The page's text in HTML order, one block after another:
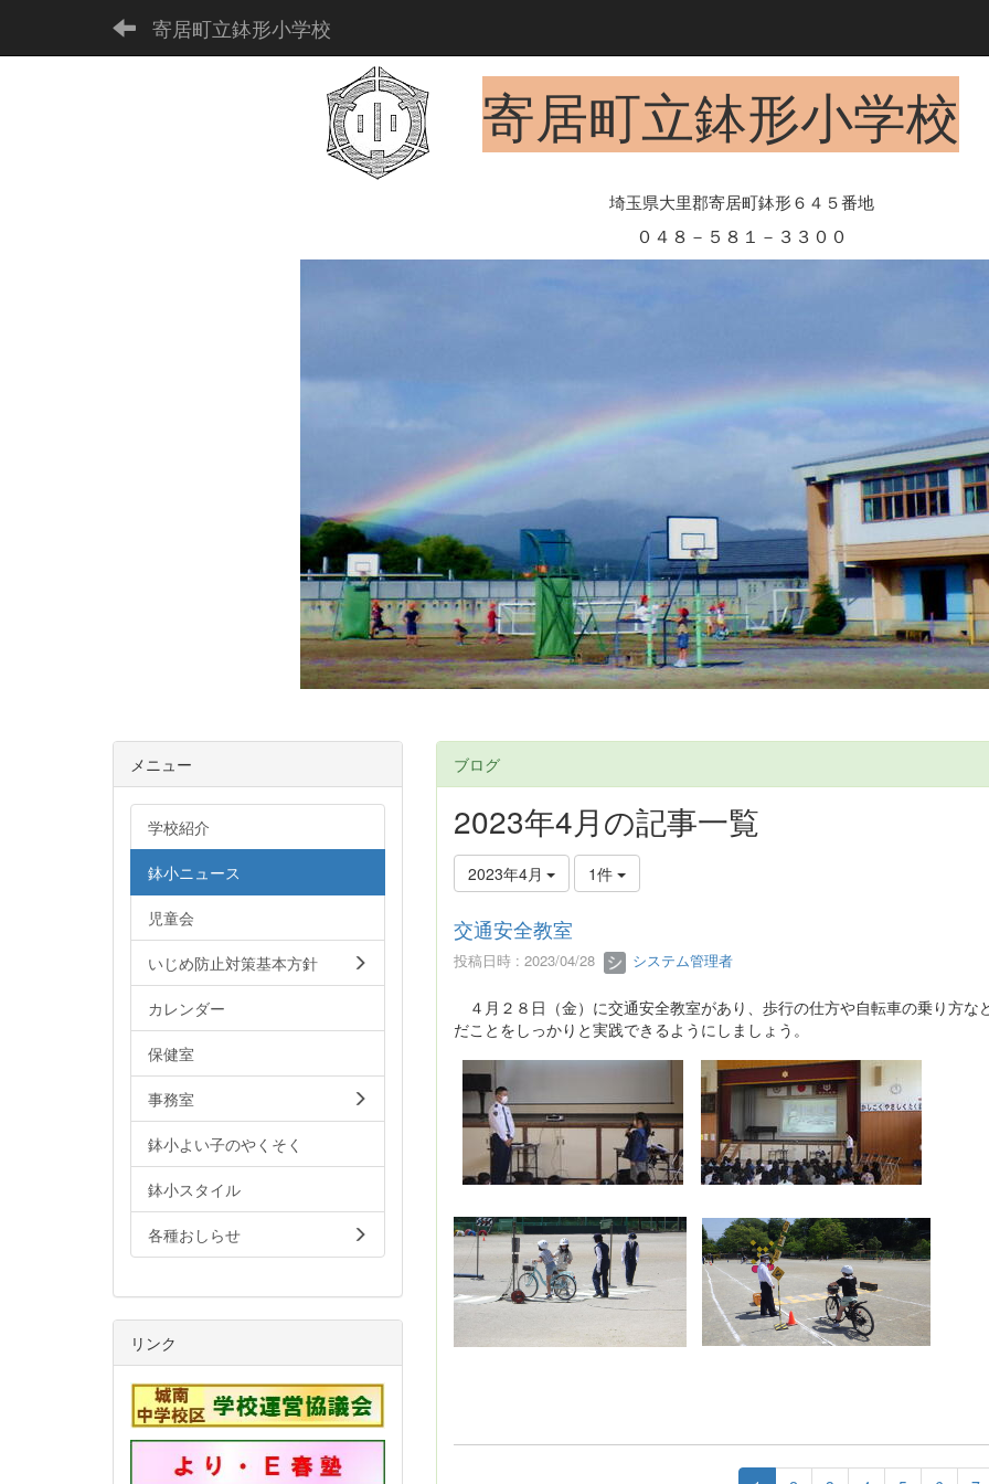
寄居町立鉢形小学校
寄居町立鉢形小学校
埼玉県大里郡寄居町鉢形６４５番地
０４８－５８１－３３００
ブログ
2023年4月の記事一覧
2023年4月 1件
交通安全教室
投稿日時 : 2023/04/28 システム管理者
４月２８日（金）に交通安全教室があり、歩行の仕方や自転車の乗り方
だことをしっかりと実践できるようにしましょう。
メニュー
学校紹介
鉢小ニュース
児童会
いじめ防止対策基本方針
カレンダー
保健室
事務室
鉢小よい子のやくそく
鉢小スタイル
各種おしらせ
リンク